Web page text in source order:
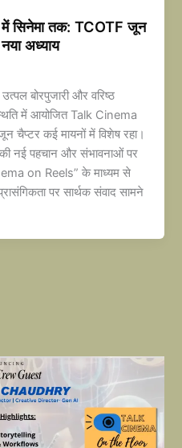
में सिनेमा तक: TCOTF जून
अध्याय
बोरपुजारी और वरिष्ठ
में आयोजित Talk Cinema
कई मायनों में विशेष रहा।
की नई पहचान और संभावनाओं पर
on Reels” के माध्यम से
पर सार्थक संवाद सामने